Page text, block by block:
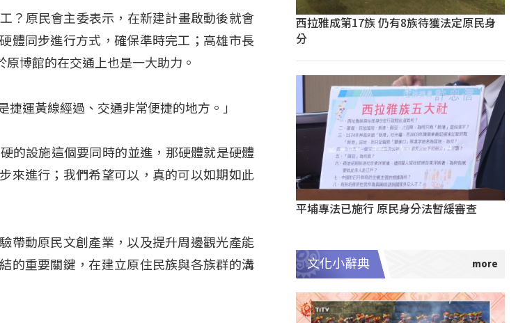
？原民會主委表示，在新建計畫啟動後就會
體同步進行方式，確保準時完工；高雄市長
博館的在交通上也是一大助力。
運黃線經過、交通非常便捷的地方。」
的設施這個要同時的並進，那硬體就是硬體
來進行；我們希望可以，真的可以如期如此
帶動原民文創產業，以及提升周邊觀光產能
的重要關鍵，在建立原住民族與各族群的溝
西拉雅成第17族 仍有8族待獲法定原民身
分
平埔專法已施行 原民身分法暫緩審查
文化小辭典